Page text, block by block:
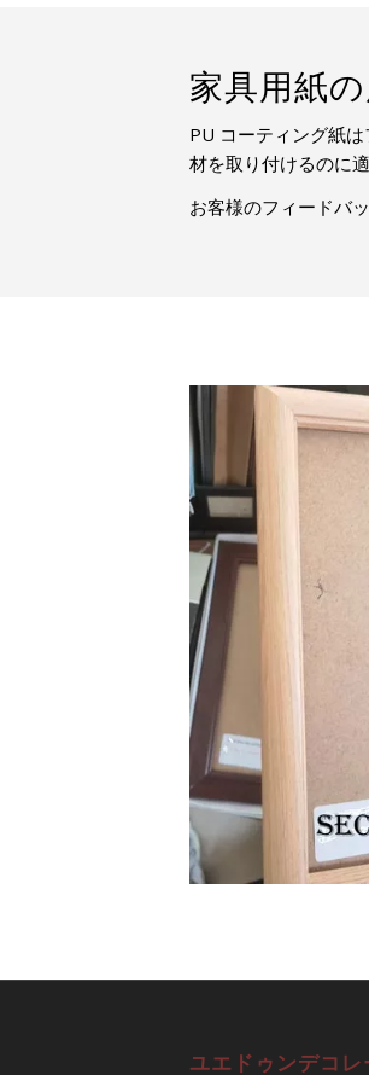
家具用紙
PU コーティング紙
材を取り付けるのに
お客様のフィードバ
ユエドゥンデコレ